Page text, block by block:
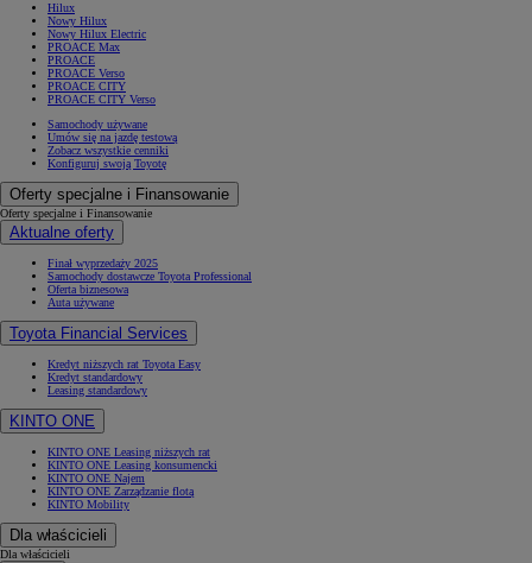
Hilux
Nowy Hilux
Nowy Hilux Electric
PROACE Max
PROACE
PROACE Verso
PROACE CITY
PROACE CITY Verso
Samochody używane
Umów się na jazdę testową
Zobacz wszystkie cenniki
Konfiguruj swoją Toyotę
Oferty specjalne i Finansowanie
Oferty specjalne i Finansowanie
Aktualne oferty
Finał wyprzedaży 2025
Samochody dostawcze Toyota Professional
Oferta biznesowa
Auta używane
Toyota Financial Services
Kredyt niższych rat Toyota Easy
Kredyt standardowy
Leasing standardowy
KINTO ONE
KINTO ONE Leasing niższych rat
KINTO ONE Leasing konsumencki
KINTO ONE Najem
KINTO ONE Zarządzanie flotą
KINTO Mobility
Dla właścicieli
Dla właścicieli